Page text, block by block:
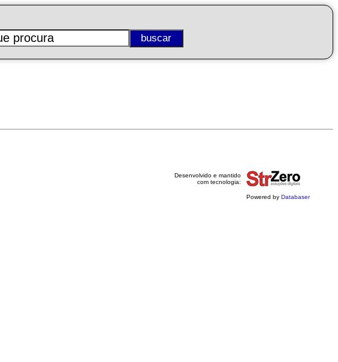
Desenvolvido e mantido
com tecnologia:
Powered by Databaser